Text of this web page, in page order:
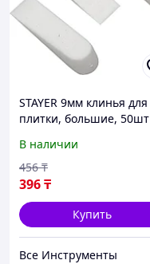
STAYER 9мм клинья для
плитки, большие, 50шт
В наличии
396₸
456 ₸
Купить
Все Инструменты